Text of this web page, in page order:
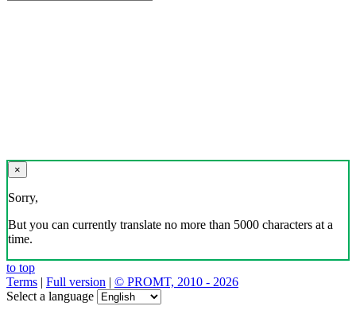
×
Sorry,
But you can currently translate no more than 5000 characters at a
time.
to top
Terms | Full version | © PROMT, 2010 - 2026
Select a language